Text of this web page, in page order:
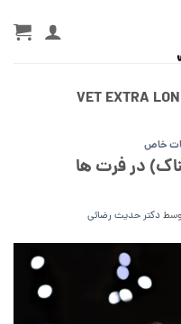
VET EXTRA
خاص
در فرت ها
دکتر حدیث رضائی